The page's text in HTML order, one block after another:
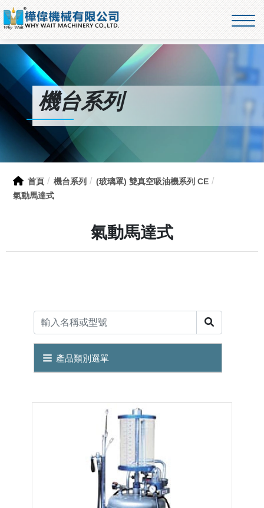
機台系列
首頁 機台系列
(玻璃罩) 雙真空吸油機系列 CE
氣動馬達式
氣動馬達式
產品類別選單